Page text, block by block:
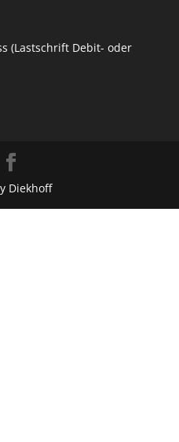
(Lastschrift Debit- oder
Diekhoff